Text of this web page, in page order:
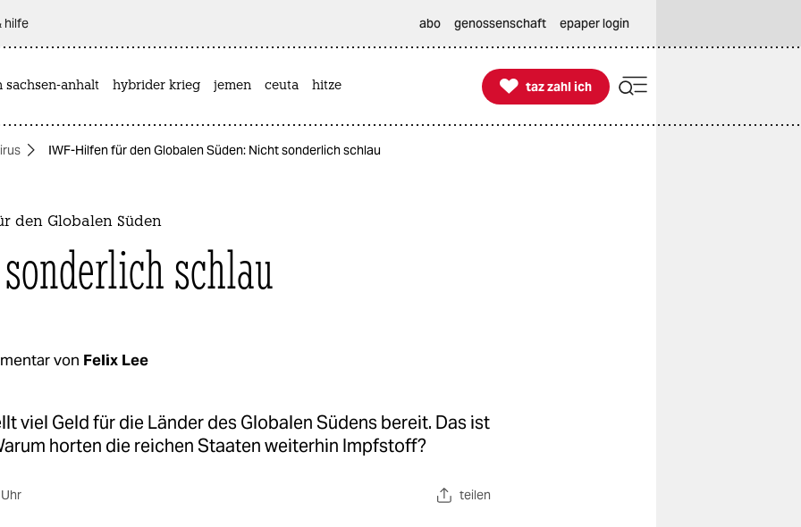
hilfe abo genossenschaft epaper login
sachsen-anhalt hybrider krieg jemen ceuta hitze 
taz zahl ich
taz zahl ich
IWF-Hilfen für den Globalen Süden: Nicht sonderlich schlau
den Globalen Süden
schlau
von Felix Lee
viel Geld für die Länder des Globalen Südens bereit. Das ist
horten die reichen Staaten weiterhin Impfstoff?
teilen